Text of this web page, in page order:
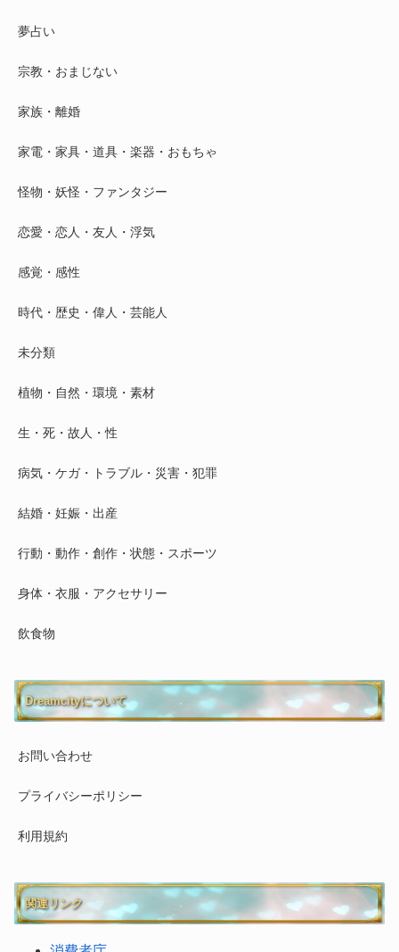
夢占い
宗教・おまじない
家族・離婚
家電・家具・道具・楽器・おもちゃ
怪物・妖怪・ファンタジー
恋愛・恋人・友人・浮気
感覚・感性
時代・歴史・偉人・芸能人
未分類
植物・自然・環境・素材
生・死・故人・性
病気・ケガ・トラブル・災害・犯罪
結婚・妊娠・出産
行動・動作・創作・状態・スポーツ
身体・衣服・アクセサリー
飲食物
Dreamcityについて
お問い合わせ
プライバシーポリシー
利用規約
関連リンク